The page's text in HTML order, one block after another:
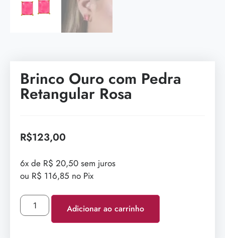
Brinco Ouro com Pedra
Retangular Rosa
R$123,00
6x de R$ 20,50 sem juros
ou R$ 116,85 no Pix
Adicionar ao carrinho